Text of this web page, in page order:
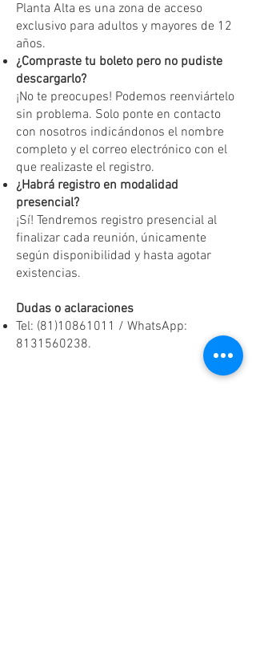
Planta Alta es una zona de acceso
exclusivo para adultos y mayores de 12
años.
¿Compraste tu boleto pero no pudiste
descargarlo?
¡No te preocupes! Podemos reenviártelo
sin problema. Solo ponte en contacto
con nosotros indicándonos el nombre
completo y el correo electrónico con el
que realizaste el registro.
¿Habrá registro en modalidad
presencial?
¡Sí! Tendremos registro presencial al
finalizar cada reunión, únicamente
según disponibilidad y hasta agotar
existencias.
Dudas o aclaraciones
Tel: (81)10861011 / WhatsApp:
8131560238.